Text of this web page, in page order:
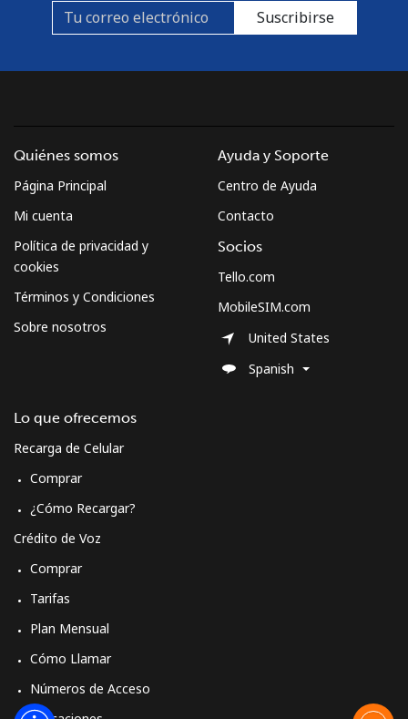
Suscribirse
Quiénes somos
Página Principal
Mi cuenta
Política de privacidad y
cookies
Términos y Condiciones
Sobre nosotros
Lo que ofrecemos
Recarga de Celular
Comprar
¿Cómo Recargar?
Crédito de Voz
Comprar
Tarifas
Plan Mensual
Cómo Llamar
Números de Acceso
Ayuda y Soporte
Centro de Ayuda
Contacto
Socios
Tello.com
MobileSIM.com
United States
Spanish